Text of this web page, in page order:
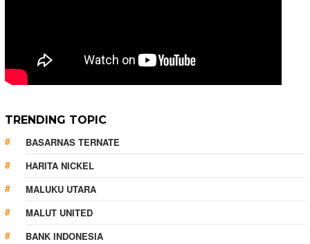
TRENDING TOPIC
BASARNAS TERNATE
HARITA NICKEL
MALUKU UTARA
MALUT UNITED
BANK INDONESIA